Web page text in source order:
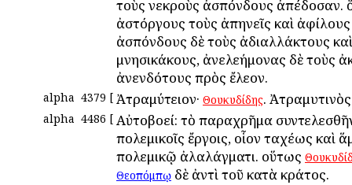
τοὺς νεκροὺς ἀσπόνδους ἀπέδοσαν.
ἀστόργους τοὺς ἀπηνεῖς καὶ
ἀσπόνδους δὲ τοὺς ἀδιαλλάκτους καὶ
μνησικάκους, ἀνελεήμονας δὲ τοὺς
ἀνενδότους πρὸς ἔλεον.
alpha 4379 [ Ἀτραμύτειον· Θουκυδίδης.
alpha 4486 [ Αὐτοβοεί: τὸ παραχρῆμα
πολεμικοῖς ἔργοις, οἷον ταχέως καὶ
πολεμικῷ ἀλαλάγματι. οὕτως
Θεοπόμπῳ δὲ ἀντὶ τοῦ κατὰ κράτος.